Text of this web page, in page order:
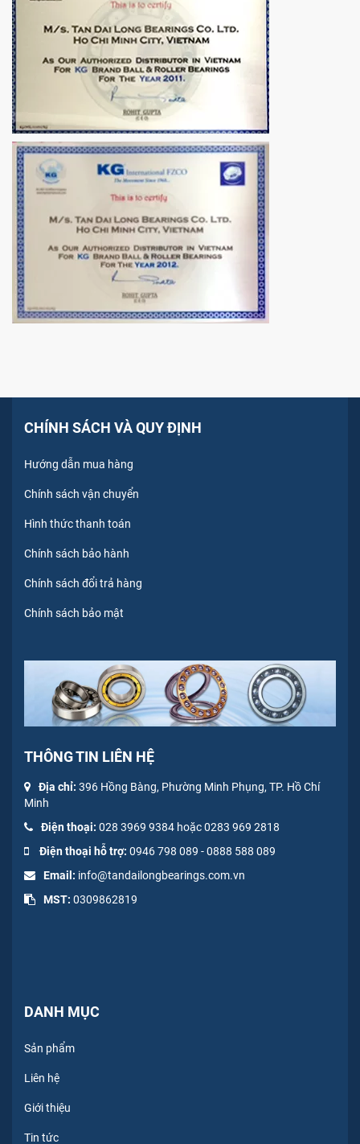
CHÍNH SÁCH VÀ QUY ĐỊNH
Hướng dẫn mua hàng
Chính sách vận chuyển
Hình thức thanh toán
Chính sách bảo hành
Chính sách đổi trả hàng
Chính sách bảo mật
THÔNG TIN LIÊN HỆ
Địa chỉ: 396 Hồng Bàng, Phường Minh Phụng, TP. Hồ Chí
Minh
Điện thoại: 028 3969 9384 hoặc 0283 969 2818
Điện thoại hỗ trợ: 0946 798 089 -0888 588 089
Email: info@tandailongbearings.com.vn
MST: 0309862819
DANH MỤC
Sản phẩm
Liên hệ
Giới thiệu
Tin tức